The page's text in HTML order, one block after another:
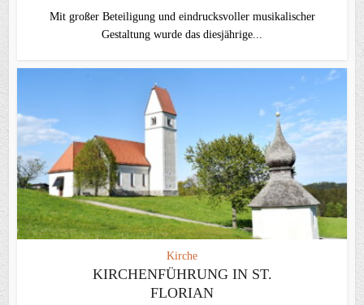
Mit großer Beteiligung und eindrucksvoller musikalischer
Gestaltung wurde das diesjährige...
Kirche
KIRCHENFÜHRUNG IN ST.
FLORIAN